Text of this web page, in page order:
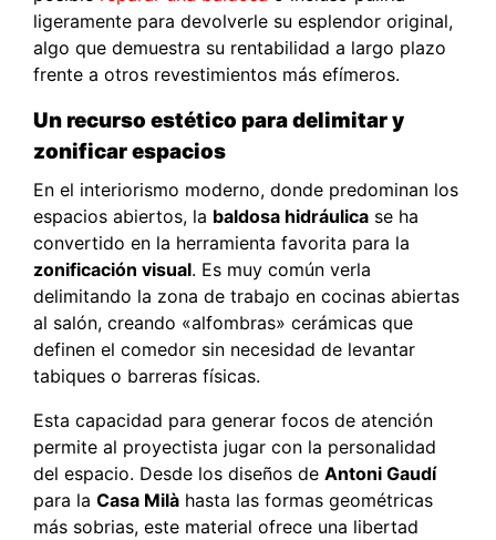
ligeramente para devolverle su esplendor original,
algo que demuestra su rentabilidad a largo plazo
frente a otros revestimientos más efímeros.
Un recurso estético para delimitar y
zonificar espacios
En el interiorismo moderno, donde predominan los
espacios abiertos, la baldosa hidráulica se ha
convertido en la herramienta favorita para la
zonificación visual. Es muy común verla
delimitando la zona de trabajo en cocinas abiertas
al salón, creando «alfombras» cerámicas que
definen el comedor sin necesidad de levantar
tabiques o barreras físicas.
Esta capacidad para generar focos de atención
permite al proyectista jugar con la personalidad
del espacio. Desde los diseños de Antoni Gaudí
para la Casa Milà hasta las formas geométricas
más sobrias, este material ofrece una libertad